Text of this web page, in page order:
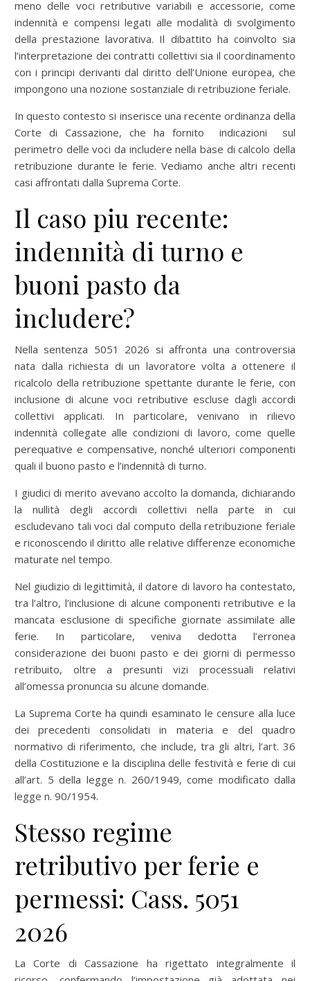
meno delle voci retributive variabili e accessorie, come
indennità e compensi legati alle modalità di svolgimento
della prestazione lavorativa. Il dibattito ha coinvolto sia
l’interpretazione dei contratti collettivi sia il coordinamento
con i principi derivanti dal diritto dell’Unione europea, che
impongono una nozione sostanziale di retribuzione feriale.
In questo contesto si inserisce una recente ordinanza della
Corte di Cassazione, che ha fornito indicazioni sul
perimetro delle voci da includere nella base di calcolo della
retribuzione durante le ferie. Vediamo anche altri recenti
casi affrontati dalla Suprema Corte.
Il caso piu recente:
indennità di turno e
buoni pasto da
includere?
Nella sentenza 5051 2026 si affronta una controversia
nata dalla richiesta di un lavoratore volta a ottenere il
ricalcolo della retribuzione spettante durante le ferie, con
inclusione di alcune voci retributive escluse dagli accordi
collettivi applicati. In particolare, venivano in rilievo
indennità collegate alle condizioni di lavoro, come quelle
perequative e compensative, nonché ulteriori componenti
quali il buono pasto e l’indennità di turno.
I giudici di merito avevano accolto la domanda, dichiarando
la nullità degli accordi collettivi nella parte in cui
escludevano tali voci dal computo della retribuzione feriale
e riconoscendo il diritto alle relative differenze economiche
maturate nel tempo.
Nel giudizio di legittimità, il datore di lavoro ha contestato,
tra l’altro, l’inclusione di alcune componenti retributive e la
mancata esclusione di specifiche giornate assimilate alle
ferie. In particolare, veniva dedotta l’erronea
considerazione dei buoni pasto e dei giorni di permesso
retribuito, oltre a presunti vizi processuali relativi
all’omessa pronuncia su alcune domande.
La Suprema Corte ha quindi esaminato le censure alla luce
dei precedenti consolidati in materia e del quadro
normativo di riferimento, che include, tra gli altri, l’art. 36
della Costituzione e la disciplina delle festività e ferie di cui
all’art. 5 della legge n. 260/1949, come modificato dalla
legge n. 90/1954.
Stesso regime
retributivo per ferie e
permessi: Cass. 5051
2026
La Corte di Cassazione ha rigettato integralmente il